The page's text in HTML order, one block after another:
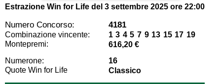
Estrazione Win for Life del 3 settembre 2025 ore 22:00
Numero Concorso: 4181
Combinazione vincente:
1 3 4 5 7 9 13 15 17 19
Montepremi:
616,20 €
Numerone:
16
Quote Win for Life
Classico